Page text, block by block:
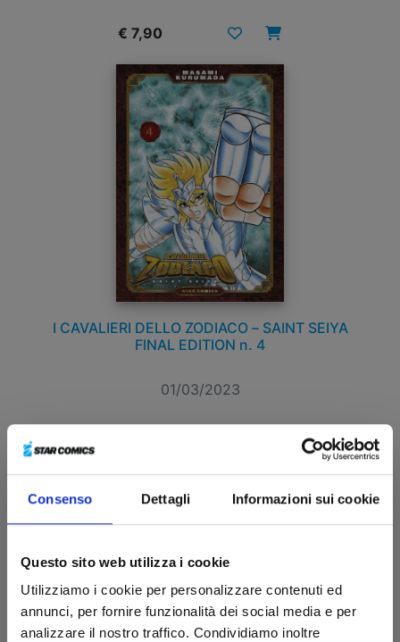
Consenso Dettagli Informazioni sui cookie
Questo sito web utilizza i cookie
Utilizziamo i cookie per personalizzare contenuti ed
annunci, per fornire funzionalità dei social media e per
analizzare il nostro traffico. Condividiamo inoltre
€ 7,90
I CAVALIERI DELLO ZODIACO – SAINT SEIYA
FINAL EDITION n. 4
01/03/2023